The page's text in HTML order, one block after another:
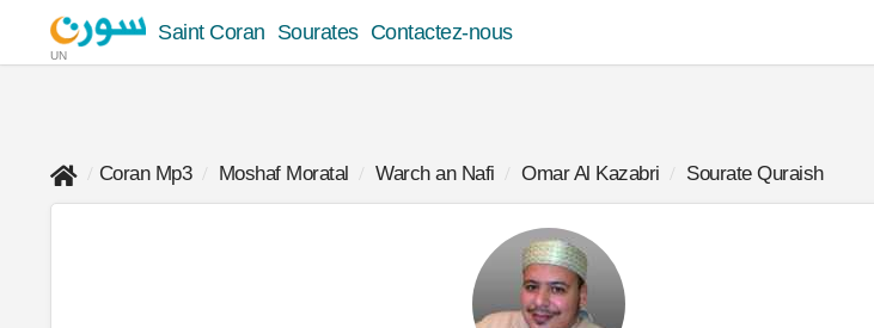
UN
Saint Coran Sourates Contactez-nous
Coran Mp3 Moshaf Moratal Warch an Nafi Omar Al Kazabri Sourate Quraish